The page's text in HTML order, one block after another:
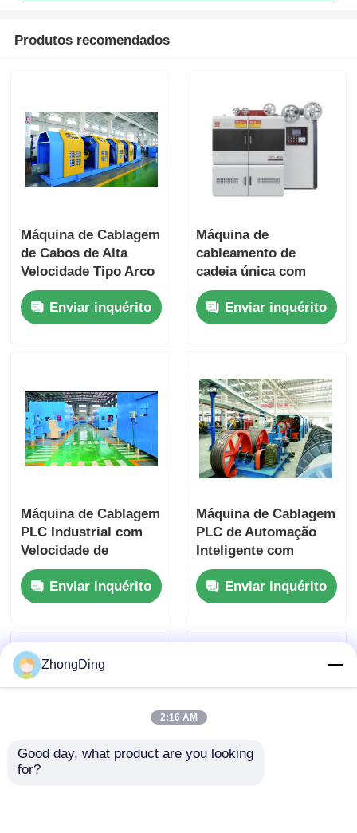
Produtos recomendados
Máquina de Cablagem
de Cabos de Alta
Velocidade Tipo Arco
com Controle PLC
Estrutura de Aço
Pesado
Enviar inquérito
Máquina de
cableamento de
cadeia única com
controlo automático
da tensão para fios
de aço grandes
Enviar inquérito
Máquina de Cablagem
PLC Industrial com
Velocidade de
1100m/Min e Controle
Automático de
Tensão
Enviar inquérito
Máquina de Cablagem
PLC de Automação
Inteligente com
Estrutura de Aço
Pesado 1200m/Min
Enviar inquérito
ZhongDing
2:16 AM
Good day, what product are you looking
for?